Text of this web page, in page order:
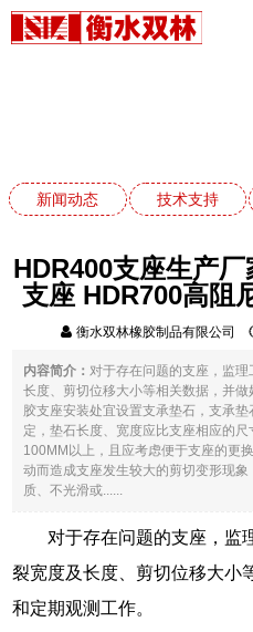
新闻动态 技术支持
HDR400支座生产
支座 HDR700高阻
衡水双林橡胶制品有限公司
内容简介： 对于存在问题的支座，监
长度、剪切位移大小等相关数据，并
胶支座安装处宜设置支承垫石，支承
定，垫石长度、宽度应比支座相应的
100MM以上，且应考虑便于支座的更
动而造成支座发生较大的剪切变形现
质、不光滑或......
对于存在问题的支座，监
裂宽度及长度、剪切位移大小
和定期观测工作。